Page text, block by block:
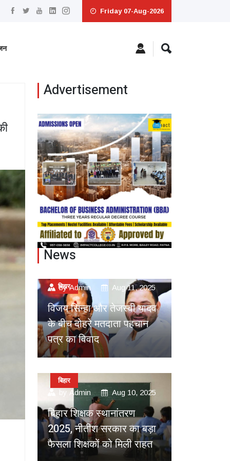
Friday 07-Aug-2026
Advertisement
News
byAdmin Aug 11, 2025
विजय सिन्हा और तेजस्वी यादव
के बीच दोहरे मतदाता पहचान
पत्र का विवाद
बिहार
by Admin Aug 10, 2025
बिहार शिक्षक स्थानांतरण
2025, नीतीश सरकार का बड़ा
फैसला शिक्षकों को मिली राहत
बिहार